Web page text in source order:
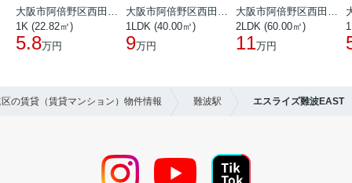
大阪市阿倍野区西田辺町１丁目
1K (22.82㎡)
5.8万円
大阪市阿倍野区西田辺町１丁目
1LDK (40.00㎡)
9万円
大阪市阿倍野区西田辺町１丁目
2LDK (60.00㎡)
11万円
の賃貸（賃貸マンション）物件情報 難波駅 エスライズ難波EAST